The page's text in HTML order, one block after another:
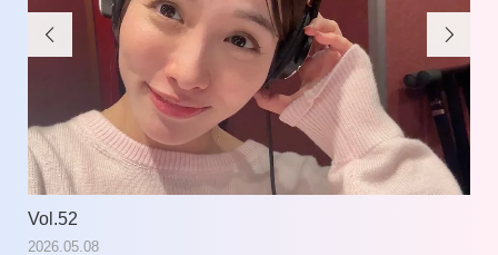

Vol.52
2026.05.08
